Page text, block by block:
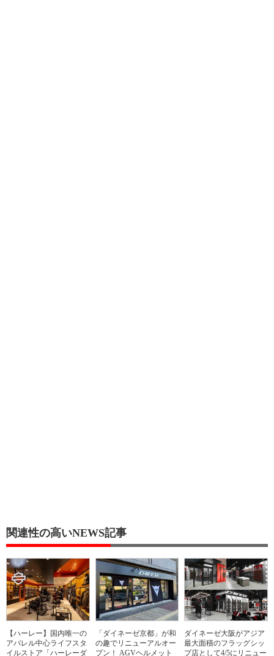
関連性の高いNEWS記事
【ハーレー】国内唯一の
アパレル中心ライフスタ
イルストア「ハーレーダ
「ダイネーゼ京都」が和
の趣でリニューアルオー
プン！ AGVヘルメット
ダイネーゼ大阪がアジア
最大面積のフラッグシッ
プ店として4/5にリニュー